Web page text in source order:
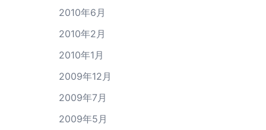
2010年6月
2010年2月
2010年1月
2009年12月
2009年7月
2009年5月